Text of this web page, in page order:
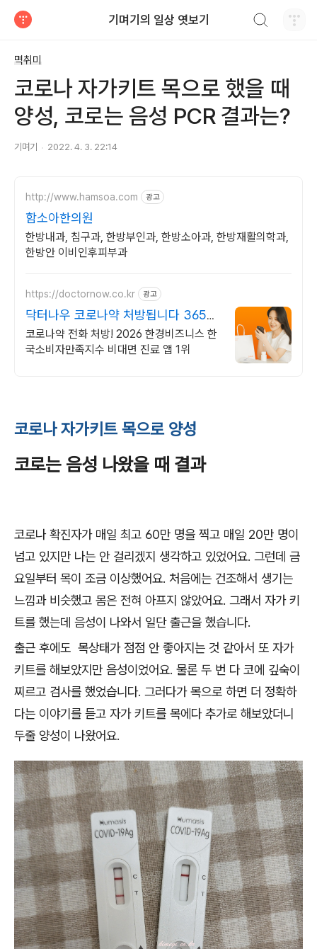
기며기의 일상 엿보기
멱취미
코로나 자가키트 목으로 했을 때
양성, 코로는 음성 PCR 결과는?
기며기 2022. 4. 3. 22:14
http://www.hamsoa.com 광고
함소아한의원
한방내과, 침구과, 한방부인과, 한방소아과, 한방재활의학과,
한방안 이비인후피부과
https://doctornow.co.kr 광고
닥터나우 코로나약 처방됩니다 365일
24시간 진료가능
코로나약 전화 처방! 2026 한경비즈니스 한
국소비자만족지수 비대면 진료 앱 1위
코로나 자가키트 목으로 양성
코로는 음성 나왔을 때 결과
코로나 확진자가 매일 최고 60만 명을 찍고 매일 20만 명이
넘고 있지만 나는 안 걸리겠지 생각하고 있었어요. 그런데 금
요일부터 목이 조금 이상했어요. 처음에는 건조해서 생기는
느낌과 비슷했고 몸은 전혀 아프지 않았어요. 그래서 자가 키
트를 했는데 음성이 나와서 일단 출근을 했습니다.
출근 후에도 목상태가 점점 안 좋아지는 것 같아서 또 자가
키트를 해보았지만 음성이었어요. 물론 두 번 다 코에 깊숙이
찌르고 검사를 했었습니다. 그러다가 목으로 하면 더 정확하
다는 이야기를 듣고 자가 키트를 목에다 추가로 해보았더니
두줄 양성이 나왔어요.